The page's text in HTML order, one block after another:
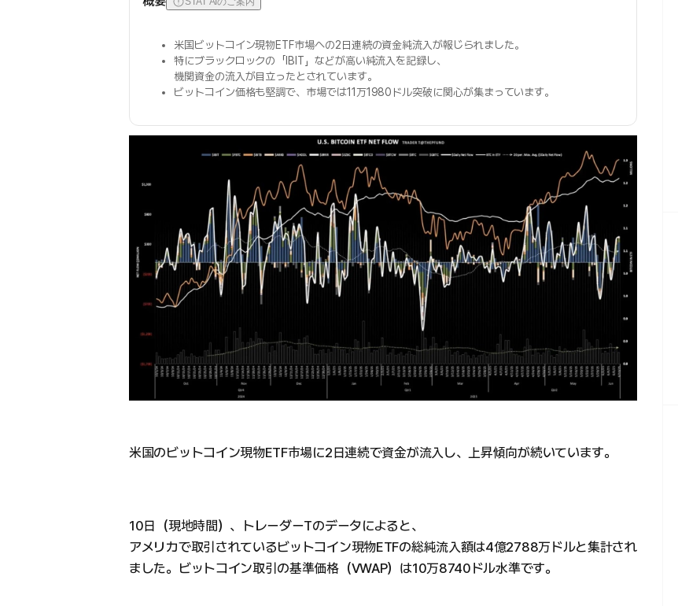
米国ビットコイン現物ETF市場への2日連続の資金純流入が報じられました。
特にブラックロックの「IBIT」などが高い純流入を記録し、
機関資金の流入が目立ったとされています。
ビットコイン価格も堅調で、市場では11万1980ドル突破に関心が集まっています。
米国のビットコイン現物ETF市場に2日連続で資金が流入し、上昇傾向が続いています。
10日（現地時間）、トレーダーTのデータによると、
アメリカで取引されているビットコイン現物ETFの総純流入額は4億2788万ドルと集計され
ました。ビットコイン取引の基準価格（VWAP）は10万8740ドル水準です。